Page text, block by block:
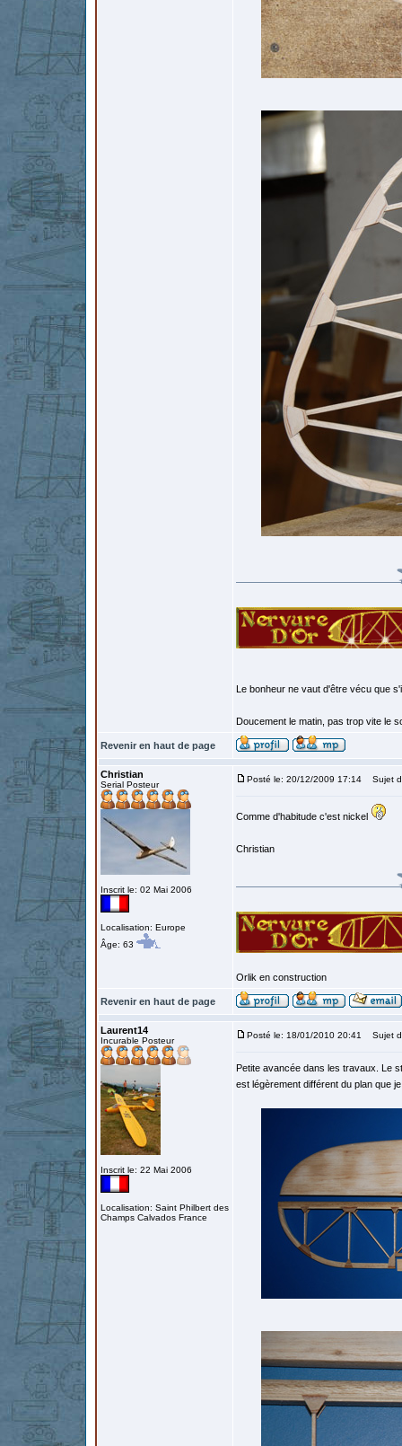
Le bonheur ne vaut d'être vécu que
Doucement le matin, pas trop vite le
Revenir en haut de page
Christian
Serial Posteur
Inscrit le: 02 Mai 2006
Localisation: Europe
Âge: 63
Posté le: 20/12/2009 17:14 Sujet
Comme d'habitude c'est nickel
Christian
Orlik en construction
Revenir en haut de page
Laurent14
Incurable Posteur
Inscrit le: 22 Mai 2006
Localisation: Saint Philbert des
Champs Calvados France
Posté le: 18/01/2010 20:41 Sujet
Petite avancée dans les travaux. Le
est légèrement différent du plan que